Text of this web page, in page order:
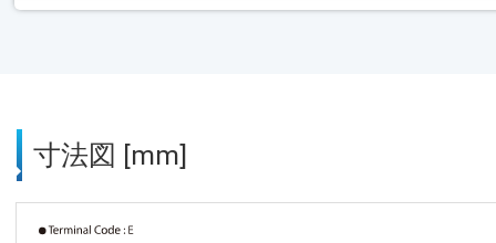
寸法図 [mm]